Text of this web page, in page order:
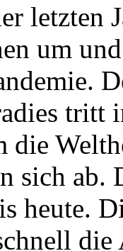
letzten
um
tritt
die
sich
heute.
die